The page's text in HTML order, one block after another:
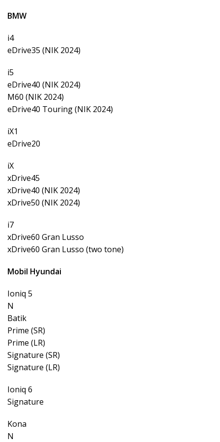
BMW
i4
eDrive35 (NIK 2024)
i5
eDrive40 (NIK 2024)
M60 (NIK 2024)
eDrive40 Touring (NIK 2024)
iX1
eDrive20
iX
xDrive45
xDrive40 (NIK 2024)
xDrive50 (NIK 2024)
i7
xDrive60 Gran Lusso
xDrive60 Gran Lusso (two tone)
Mobil Hyundai
Ioniq 5
N
Batik
Prime (SR)
Prime (LR)
Signature (SR)
Signature (LR)
Ioniq 6
Signature
Kona
N